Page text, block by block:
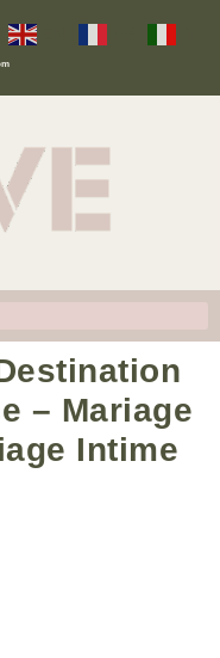
– Mariage
Intime